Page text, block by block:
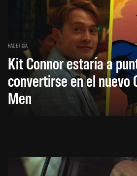
HACE 1 DÍA
Kit Connor estaría a
convertirse en el nuevo
Men